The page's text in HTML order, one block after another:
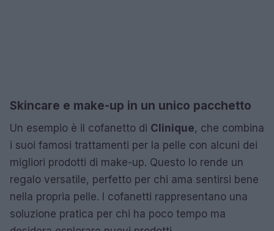
Skincare e make-up in un unico pacchetto
Un esempio è il cofanetto di Clinique, che combina
i suoi famosi trattamenti per la pelle con alcuni dei
migliori prodotti di make-up. Questo lo rende un
regalo versatile, perfetto per chi ama sentirsi bene
nella propria pelle. I cofanetti rappresentano una
soluzione pratica per chi ha poco tempo ma